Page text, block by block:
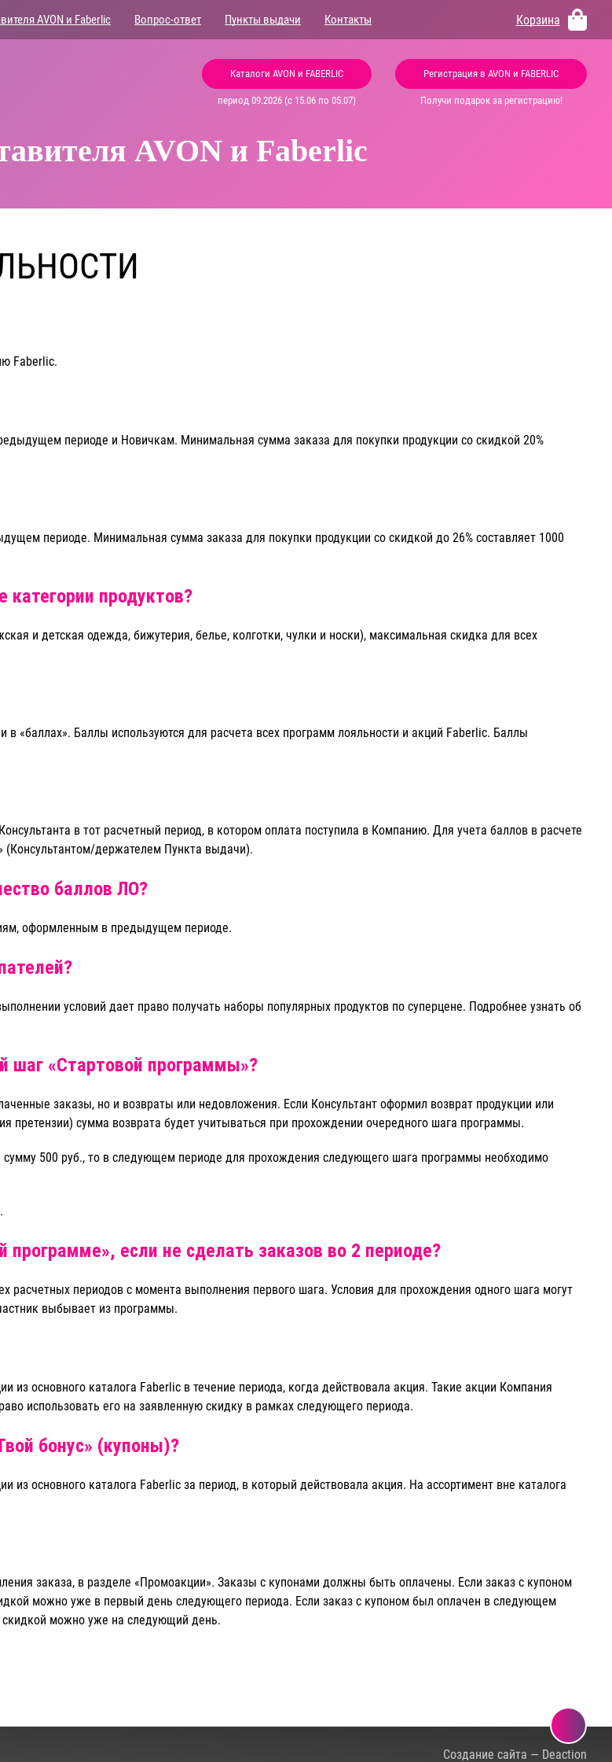
AVON и Faberlic Вопрос-ответ Пункты выдачи Контакты Корзина
Каталоги AVON и FABERLIC
период 09.2026 (с 15.06 по 05.07)
Регистрация в AVON и FABERLIC
Получи подарок за регистрацию!
AVON и Faberlic
Faberlic.
периоде и Новичкам. Минимальная сумма заказа для покупки продукции со скидкой 20%
периоде. Минимальная сумма заказа для покупки продукции со скидкой до 26% составляет 1000
категории продуктов?
и детская одежда, бижутерия, белье, колготки, чулки и носки), максимальная скидка для всех
«баллах». Баллы используются для расчета всех программ лояльности и акций Faberlic. Баллы
в тот расчетный период, в котором оплата поступила в Компанию. Для учета баллов в расчете
(Консультантом/держателем Пункта выдачи).
баллов ЛО?
оформленным в предыдущем периоде.
условий дает право получать наборы популярных продуктов по суперцене. Подробнее узнать об
шаг «Стартовой программы»?
заказы, но и возвраты или недовложения. Если Консультант оформил возврат продукции или
претензии) сумма возврата будет учитываться при прохождении очередного шага программы.
500 руб., то в следующем периоде для прохождения следующего шага программы необходимо
.
если не сделать заказов во 2 периоде?
периодов с момента выполнения первого шага. Условия для прохождения одного шага могут
выбывает из программы.
из основного каталога Faberlic в течение периода, когда действовала акция. Такие акции Компания
использовать его на заявленную скидку в рамках следующего периода.
бонус» (купоны)?
из основного каталога Faberlic за период, в который действовала акция. На ассортимент вне каталога
заказа, в разделе «Промоакции». Заказы с купонами должны быть оплачены. Если заказ с купоном
можно уже в первый день следующего периода. Если заказ с купоном был оплачен в следующем
скидкой можно уже на следующий день.
Создание сайта — Deaction